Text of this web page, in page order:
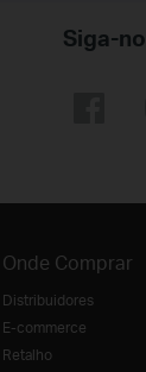
Siga-
Onde Comprar
Distribuidores
E-commerce
Retalho